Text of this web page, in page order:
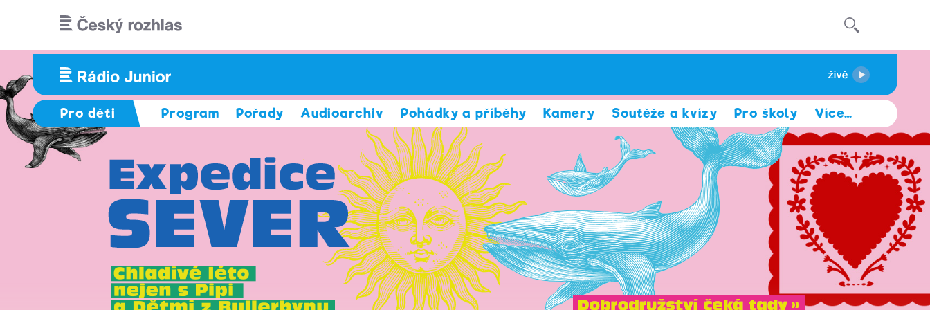
Pro děti Program Pořady Audioarchiv Pohádky a příběhy Kamery Soutěže a kvízy Pro školy Více…